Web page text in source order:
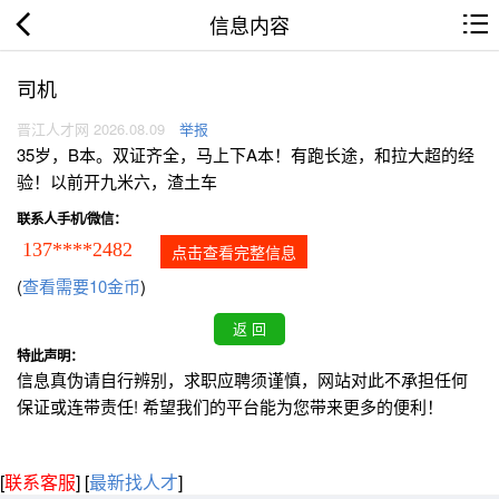
信息内容
司机
晋江人才网 2026.08.09 举报
35岁，B本。双证齐全，马上下A本！有跑长途，和拉大超的经
验！以前开九米六，渣土车
联系人手机/微信：
137****2482 点击查看完整信息
(查看需要10金币)
特此声明：
信息真伪请自行辨别，求职应聘须谨慎，网站对此不承担任何
保证或连带责任! 希望我们的平台能为您带来更多的便利！
[联系客服] [最新找人才]